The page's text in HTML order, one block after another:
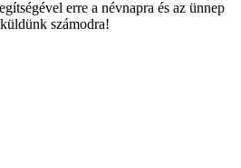
erre a névnapra és az ünnep
számodra!